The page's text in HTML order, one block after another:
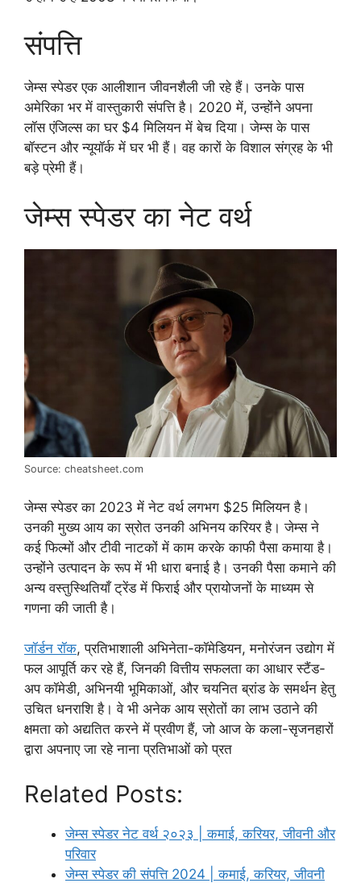
संपत्ति
जेम्स स्पेडर एक आलीशान जीवनशैली जी रहे हैं। उनके पास
अमेरिका भर में वास्तुकारी संपत्ति है। 2020 में, उन्होंने अपना
लॉस एंजिल्स का घर $4 मिलियन में बेच दिया। जेम्स के पास
बॉस्टन और न्यूयॉर्क में घर भी हैं। वह कारों के विशाल संग्रह के भी
बड़े प्रेमी हैं।
जेम्स स्पेडर का नेट वर्थ
Source: cheatsheet.com
जेम्स स्पेडर का 2023 में नेट वर्थ लगभग $25 मिलियन है।
उनकी मुख्य आय का स्रोत उनकी अभिनय करियर है। जेम्स ने
कई फिल्मों और टीवी नाटकों में काम करके काफी पैसा कमाया है।
उन्होंने उत्पादन के रूप में भी धारा बनाई है। उनकी पैसा कमाने की
अन्य वस्तुस्थितियाँ ट्रेंड में फिराई और प्रायोजनों के माध्यम से
गणना की जाती है।
जॉर्डन रॉक, प्रतिभाशाली अभिनेता-कॉमेडियन, मनोरंजन उद्योग में
फल आपूर्ति कर रहे हैं, जिनकी वित्तीय सफलता का आधार स्टैंड-
अप कॉमेडी, अभिनयी भूमिकाओं, और चयनित ब्रांड के समर्थन हेतु
उचित धनराशि है। वे भी अनेक आय स्रोतों का लाभ उठाने की
क्षमता को अद्यतित करने में प्रवीण हैं, जो आज के कला-सृजनहारों
द्वारा अपनाए जा रहे नाना प्रतिभाओं को प्रत
Related Posts:
जेम्स स्पेडर नेट वर्थ २०२३ | कमाई, करियर, जीवनी और
परिवार
जेम्स स्पेडर की संपत्ति 2024 | कमाई, करियर, जीवनी